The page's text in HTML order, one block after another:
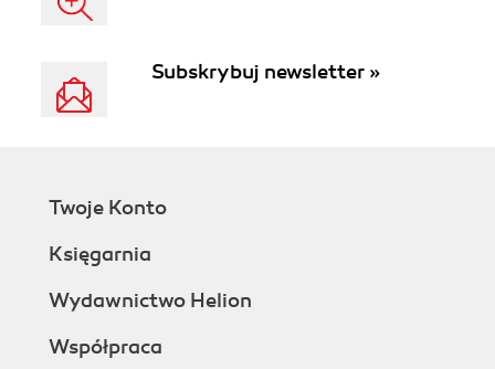
Subskrybuj newsletter »
Twoje Konto
Księgarnia
Wydawnictwo Helion
Współpraca